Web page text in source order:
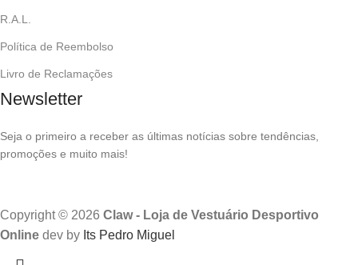
R.A.L.
Política de Reembolso
Livro de Reclamações
Newsletter
Seja o primeiro a receber as últimas notícias sobre tendências,
promoções e muito mais!
Copyright © 2026 Claw - Loja de Vestuário Desportivo
Online dev by Its Pedro Miguel